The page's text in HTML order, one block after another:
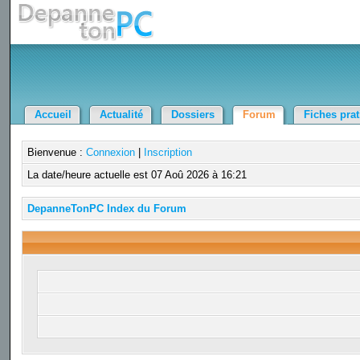
Accueil Actualité Dossiers Forum Fiches
Bienvenue : Connexion|
Inscription
La date/heure actuelle est 07 Aoû 2026 à 16:21
DepanneTonPC Index du Forum